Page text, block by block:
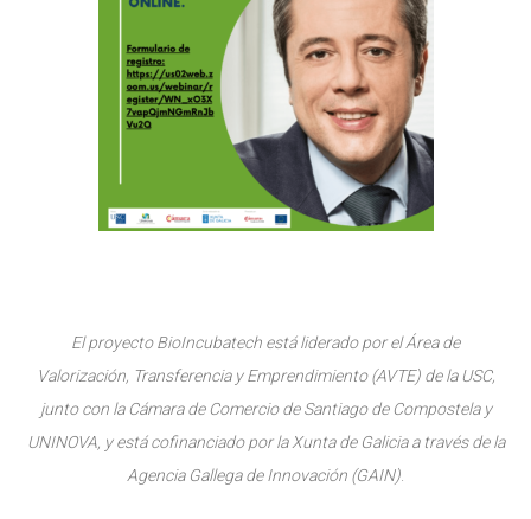
El proyecto BioIncubatech está liderado por el Área de
Valorización, Transferencia y Emprendimiento (AVTE) de la USC,
junto con la Cámara de Comercio de Santiago de Compostela y
UNINOVA, y está cofinanciado por la Xunta de Galicia a través de la
Agencia Gallega de Innovación (GAIN)